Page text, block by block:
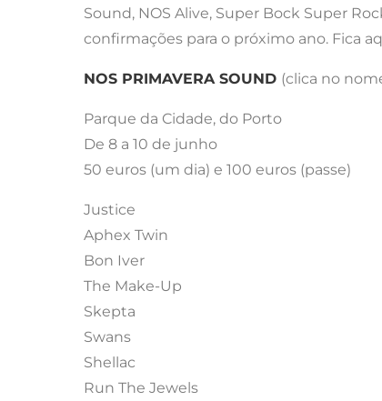
Sound, NOS Alive, Super Bock Super
confirmações para o próximo ano. Fica
NOS PRIMAVERA SOUND (clica no
Parque da Cidade, do Porto
De 8 a 10 de junho
50 euros (um dia) e 100 euros (passe)
Justice
Aphex Twin
Bon Iver
The Make-Up
Skepta
Swans
Shellac
Run The Jewels